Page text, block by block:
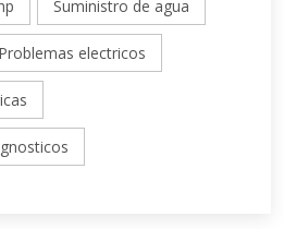
Suministro de agua
Problemas electricos